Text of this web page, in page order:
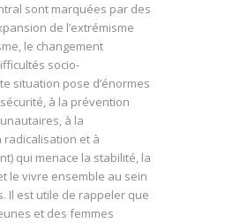
sont marquées par des
de l’extrémisme
le changement
socio-
situation pose d’énormes
à la prévention
à la
et à
qui menace la stabilité, la
le vivre ensemble au sein
Il est utile de rappeler que
et des femmes